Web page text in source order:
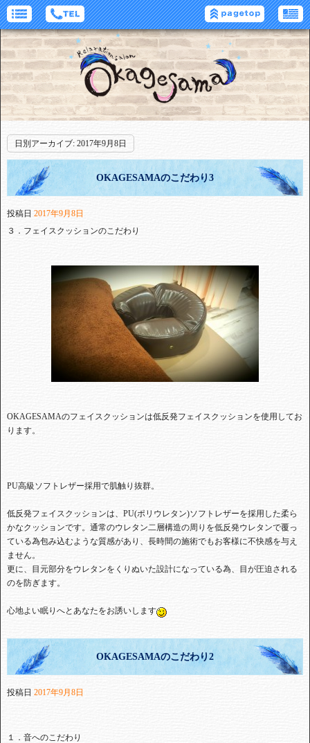
日別アーカイブ: 2017年9月8日
OKAGESAMAのこだわり3
投稿日 2017年9月8日
３．フェイスクッションのこだわり
OKAGESAMAのフェイスクッションは低反発フェイスクッションを使用してお
ります。
PU高級ソフトレザー採用で肌触り抜群。
低反発フェイスクッションは、PU(ポリウレタン)ソフトレザーを採用した柔ら
かなクッションです。通常のウレタン二層構造の周りを低反発ウレタンで覆っ
ている為包み込むような質感があり、長時間の施術でもお客様に不快感を与え
ません。
更に、目元部分をウレタンをくりぬいた設計になっている為、目が圧迫される
のを防ぎます。
心地よい眠りへとあなたをお誘いします
OKAGESAMAのこだわり2
投稿日 2017年9月8日
１．音へのこだわり